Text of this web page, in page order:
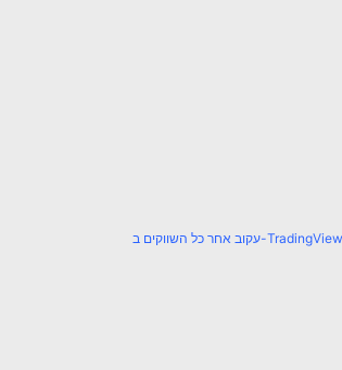
עקוב אחר כל השווקים ב-TradingView